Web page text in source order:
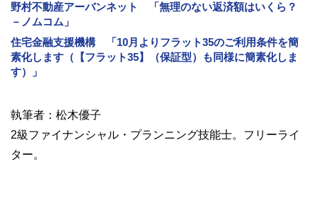
野村不動産アーバンネット 「無理のない返済額はいくら？
－ノムコム」
住宅金融支援機構 「10月よりフラット35のご利用条件を簡
素化します（【フラット35】（保証型）も同様に簡素化しま
す）」
執筆者：松木優子
2級ファイナンシャル・プランニング技能士。フリーライ
ター。